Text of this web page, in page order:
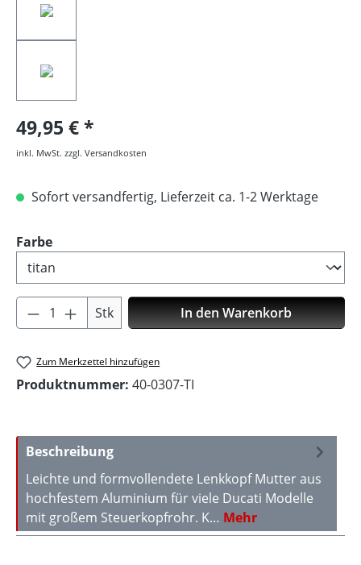
49,95 €
inkl. MwSt. zzgl. Versandkosten
Sofort versandfertig, Lieferzeit ca. 1-2 Werktage
Farbeauswählen
Produkt Anzahl: Gib den gewünschten
Stk In den Warenkorb
Zum Merkzettel hinzufügen
Produktnummer: 40-0307-TI
Beschreibung
Leichte und formvollendete Lenkkopf Mutter aus
hochfestem Aluminium für viele Ducati Modelle
mit großem Steuerkopfrohr. K… Mehr